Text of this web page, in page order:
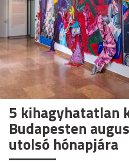
5 kihagyhatatlan
Budapesten
utolsó hónapjára